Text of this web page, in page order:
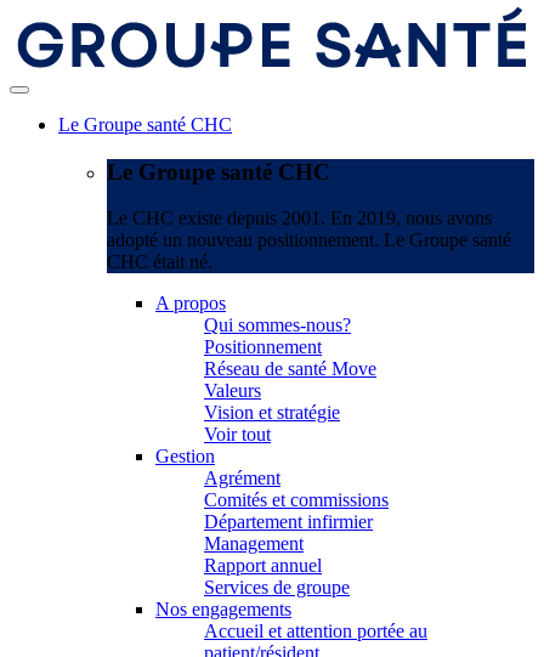
Le Groupe santé CHC
Le Groupe santé CHC
Le CHC existe depuis 2001. En 2019, nous avons
adopté un nouveau positionnement. Le Groupe santé
CHC était né.
A propos
Qui sommes-nous?
Positionnement
Réseau de santé Move
Valeurs
Vision et stratégie
Voir tout
Gestion
Agrément
Comités et commissions
Département infirmier
Management
Rapport annuel
Services de groupe
Nos engagements
Accueil et attention portée au